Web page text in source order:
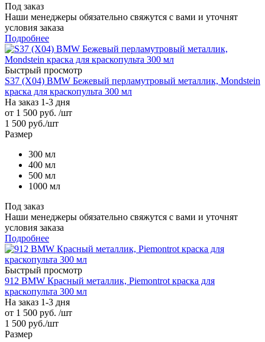
Под заказ
Наши менеджеры обязательно свяжутся с вами и уточнят
условия заказа
Подробнее
Быстрый просмотр
S37 (X04) BMW Бежевый перламутровый металлик, Mondstein
краска для краскопульта 300 мл
На заказ 1-3 дня
от 1 500 руб. /шт
1 500 руб./шт
Размер
300 мл
400 мл
500 мл
1000 мл
Под заказ
Наши менеджеры обязательно свяжутся с вами и уточнят
условия заказа
Подробнее
Быстрый просмотр
912 BMW Красный металлик, Piemontrot краска для
краскопульта 300 мл
На заказ 1-3 дня
от 1 500 руб. /шт
1 500 руб./шт
Размер